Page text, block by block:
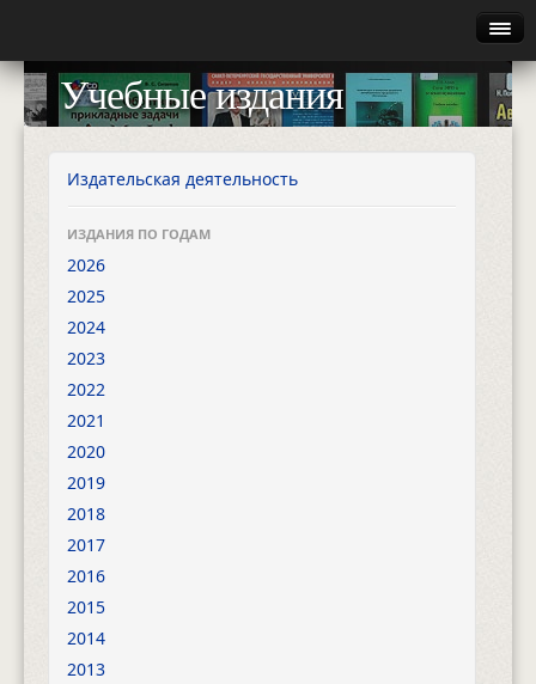
Главная
Руководство
Газета
Учебные издания
Издательская деятельность
ИЗДАНИЯ ПО ГОДАМ
2026
2025
2024
2023
2022
2021
2020
2019
2018
2017
2016
2015
2014
2013